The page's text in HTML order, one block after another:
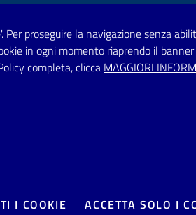
proseguire la navigazione senza
in ogni momento riaprendo il
completa, clicca MAGGIORI
I COOKIE ACCETTA SOLO I